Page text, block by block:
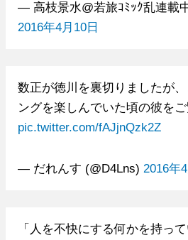
— 高枝景水@若旅ｺﾐｯｸ乱連載
2016年4月10日
数正が徳川を裏切りましたが
ングを楽しんでいた頃の彼を
pic.twitter.com/fAJjnQzk2Z
— だれんす (@D4Lns) 2016年
「人を不快にする何かを持っ